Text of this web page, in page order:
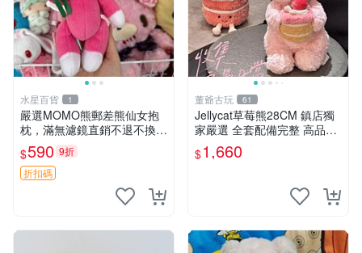
水星百貨 1
嚴選MOMO熊郵差熊仙女抱
枕，滿無濾鏡直銷不退不換
經典造型可愛必備 紅薯啵啵
間抱枕 抱枕 時尚
$590 9折
折扣碼
董爺古玩 61
Jellycat草莓熊28CM 鎮店獨
家嚴選 全套配備完整 高品質
收藏好物 紋章 玩具熊 定制熊
$1,660